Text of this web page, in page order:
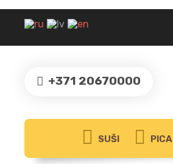
+371 20670000
SUŠI PICA